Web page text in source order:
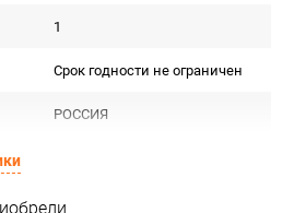
1
Срок годности не ограничен
РОССИЯ
Не подлежит сертификации